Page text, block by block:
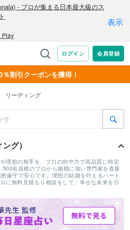
割引クーポンを獲得！
リーディング
グ）
理想の相手を、プロの的中力で高品質に特定
名規模のプロから婚期に強い専門家を直接
厳守で安心です。理想の結婚を叶えるパート
に無料見積もり相談をして、幸せな未来を引